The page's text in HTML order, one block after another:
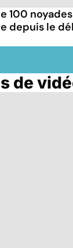
100
depuis le
de